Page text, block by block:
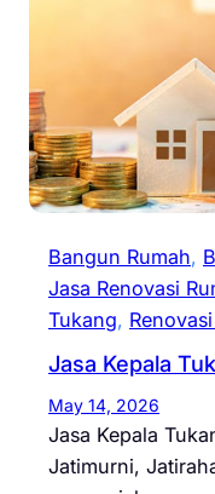
Bangun Rumah,
Jasa Renovasi
Tukang,
Jasa Kepala
May 14, 2026
Jasa Kepala
Jatimurni,